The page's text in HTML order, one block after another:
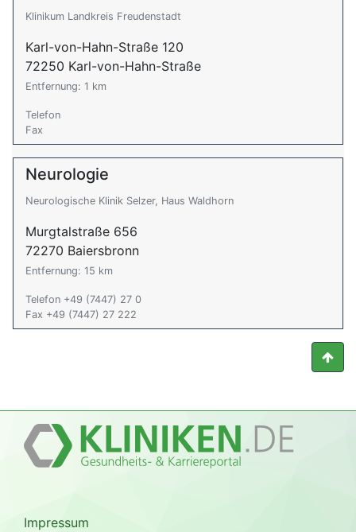
Klinikum Landkreis Freudenstadt
Karl-von-Hahn-Straße 120
72250 Karl-von-Hahn-Straße
Entfernung: 1 km
Telefon
Fax
Neurologie
Neurologische Klinik Selzer, Haus Waldhorn
Murgtalstraße 656
72270 Baiersbronn
Entfernung: 15 km
Telefon +49 (7447) 27 0
Fax +49 (7447) 27 222
Impressum